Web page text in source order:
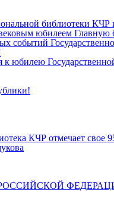
библиотеки
юбилеем Главную
событий
к юбилею
КЧР отмечает